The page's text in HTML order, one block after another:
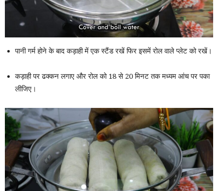
पानी गर्म होने के बाद कड़ाही में एक स्टैंड रखें फिर इसमें रोल वाले प्लेट को रखें।
कड़ाही पर ढक्कन लगाए और रोल को 18 से 20 मिनट तक मध्यम आंच पर पका
लीजिए।